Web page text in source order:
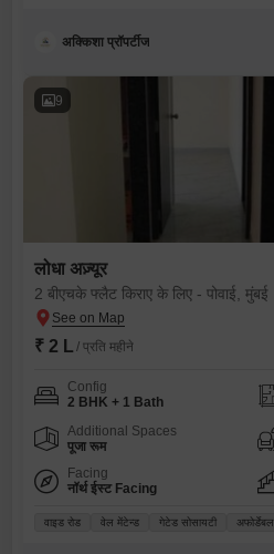
अक्किशा प्रॉपर्टीज
9
लोधा अज़्यूर
2 बीएचके फ्लैट किराए के लिए - पोवाई, मुंबई
₹ 2 L / प्रति महीने
Config
2 BHK + 1 Bath
Additional Spaces
पूजा रूम
Facing
नॉर्थ ईस्ट Facing
वाइड रोड वेल मेंटेन्ड गेटेड सोसायटी अफोर्डेबल